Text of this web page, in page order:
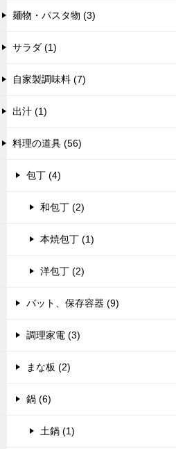
麺物・パスタ物 (3)
サラダ (1)
自家製調味料 (7)
出汁 (1)
料理の道具 (56)
包丁 (4)
和包丁 (2)
本焼包丁 (1)
洋包丁 (2)
バット、保存容器 (9)
調理家電 (3)
まな板 (2)
鍋 (6)
土鍋 (1)